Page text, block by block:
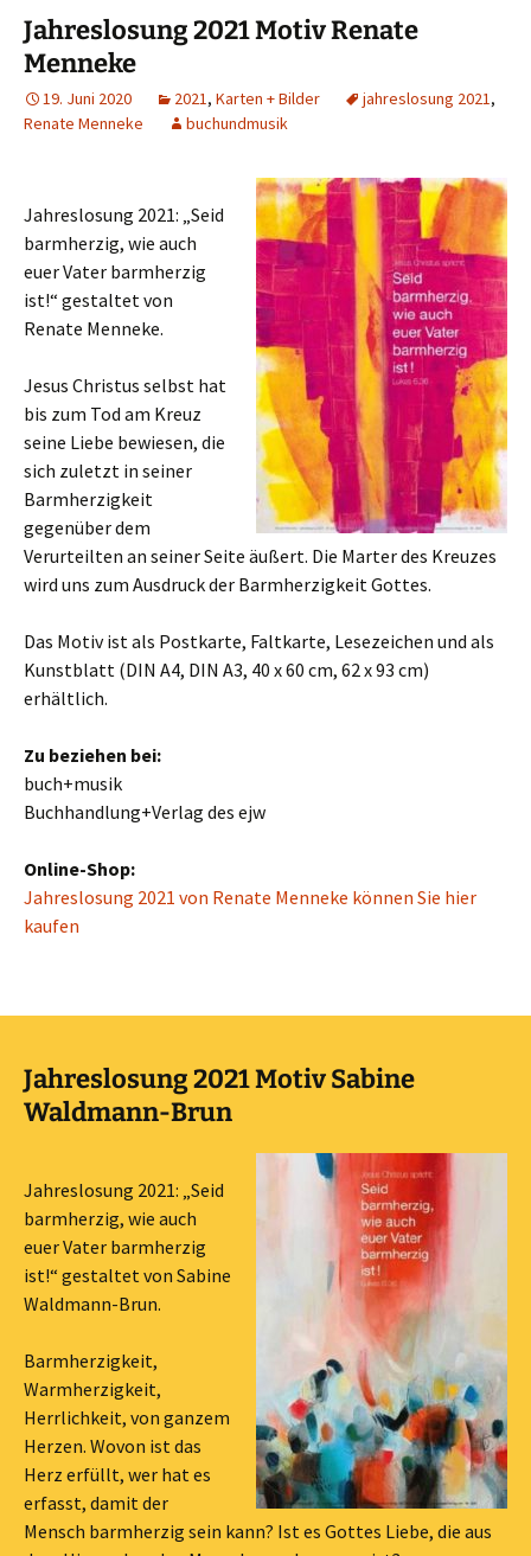
Jahreslosung 2021 Motiv Renate
Menneke
19. Juni 2020 2021, Karten + Bilder jahreslosung 2021,
Renate Menneke
buchundmusik
Jahreslosung 2021: „Seid
barmherzig, wie auch
euer Vater barmherzig
ist!“ gestaltet von
Renate Menneke.
Jesus Christus selbst hat
bis zum Tod am Kreuz
seine Liebe bewiesen, die
sich zuletzt in seiner
Barmherzigkeit
gegenüber dem
Verurteilten an seiner Seite äußert. Die Marter des Kreuzes
wird uns zum Ausdruck der Barmherzigkeit Gottes.
Das Motiv ist als Postkarte, Faltkarte, Lesezeichen und als
Kunstblatt (DIN A4, DIN A3, 40 x 60 cm, 62 x 93 cm)
erhältlich.
Zu beziehen bei:
buch+musik
Buchhandlung+Verlag des ejw
Online-Shop:
Jahreslosung 2021 von Renate Menneke können Sie hier
kaufen
Jahreslosung 2021 Motiv Sabine
Waldmann-Brun
Jahreslosung 2021: „Seid
barmherzig, wie auch
euer Vater barmherzig
ist!“ gestaltet von Sabine
Waldmann-Brun.
Barmherzigkeit,
Warmherzigkeit,
Herrlichkeit, von ganzem
Herzen. Wovon ist das
Herz erfüllt, wer hat es
erfasst, damit der
Mensch barmherzig sein kann? Ist es Gottes Liebe, die aus